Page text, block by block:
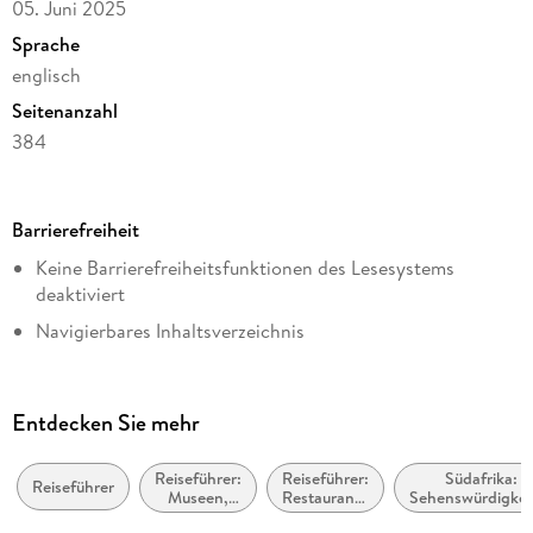
05. Juni 2025
Sprache
englisch
Seitenanzahl
384
Reihe
Travel Guide
DK Travel, Philip Briggs
Dorling Kindersley Ltd
mit Adobe-DRM-Kopierschutz
Produktart
Barrierefreiheit
Keine Barrierefreiheitsfunktionen des Lesesystems
deaktiviert
Navigierbares Inhaltsverzeichnis
Weitere Hinweise:
accessiblefilesrequests@penguinrandomhouse.co.uk
Entdecken Sie mehr
Reiseführer
Reiseführer:
Museen,
historische
Reiseführer:
Restaurants
und Cafés
Südafrika: